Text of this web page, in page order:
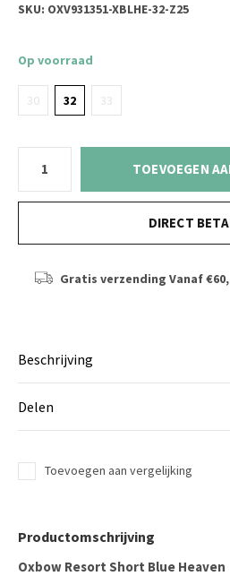
SKU: OXV931351-XBLHE-32-Z25
Op voorraad
30 32 33
TOEVOEGEN
DIRECT
Gratis verzending Vanaf
Beschrijving
Delen
Toevoegen aan vergelijking
Productomschrijving
Oxbow Resort Short Blue Heaven